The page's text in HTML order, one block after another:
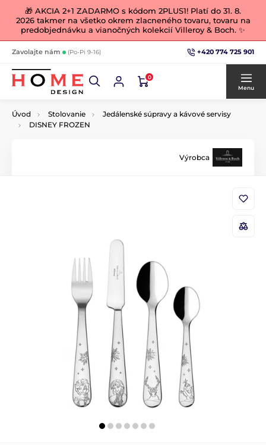
🎁 AKCIA 2+1 ZADARMO s kódom 2PLUS1! Platí do 31. 8.
2026 takmer na všetko okrem zlacneného tovaru, tovaru na
predobjednávku a vianočných kolekcií Villeroy & Boch. ✨
Zavolajte nám (Po-Pi 9-16) +420 774 725 901
0
Menu
Úvod Stolovanie
Jedálenské súpravy a kávové servisy
DISNEY FROZEN
Výrobca